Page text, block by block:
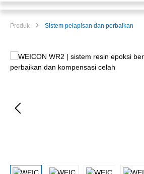
Produk Sistem pelapisan dan perbaikan
Lewati galeri gambar